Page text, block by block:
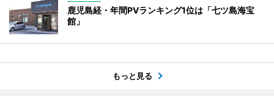
鹿児島経・年間PVランキング1位は「七ツ島海宝
館」
もっと見る